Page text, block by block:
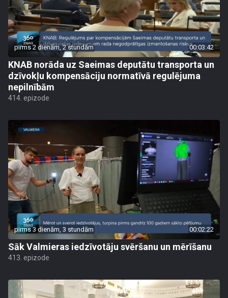
pirms 2 dienām, 2 stundām 00:03:42
KNAB norāda uz Saeimas deputātu transporta un
dzīvokļu kompensāciju normatīvā regulējuma
nepilnībām
414. epizode
pirms 3 dienām, 3 stundām 00:02:22
Sāk Valmieras iedzīvotāju svēršanu un mērīšanu
413. epizode